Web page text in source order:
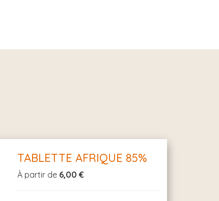
TABLETTE AFRIQUE 85%
À partir de 6,00 €